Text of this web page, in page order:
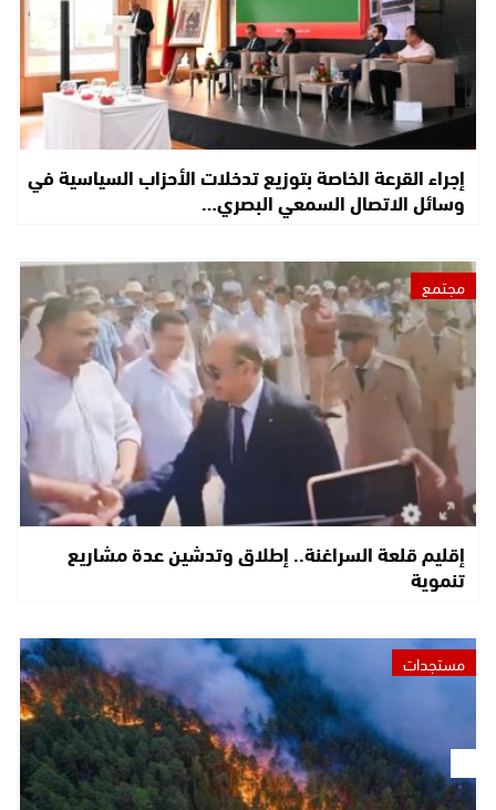
إجراء القرعة الخاصة بتوزيع تدخلات الأحزاب السياسية في
وسائل الاتصال السمعي البصري…
مجتمع
إقليم قلعة السراغنة.. إطلاق وتدشين عدة مشاريع
تنموية
مستجدات